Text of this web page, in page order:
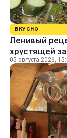
ВКУСНО
Ленивый
хрустящей
05 августа 2026,